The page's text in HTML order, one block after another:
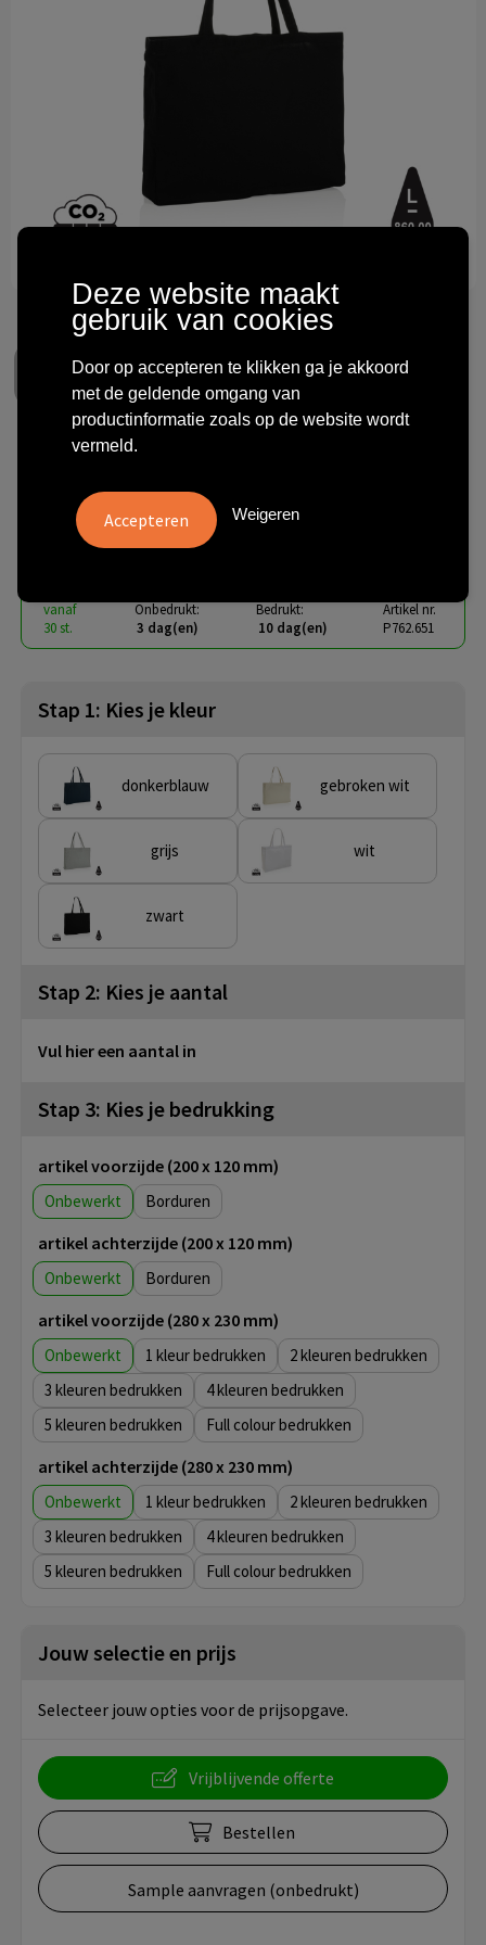
Technologie & gadgets
Themageschenken
Impact AWARE ™ gerecycled
katoenen shopper 145gsm
vanafexcl. btw -
vanaf
30 st.
Onbedrukt:
3 dag(en)
Bedrukt:
10 dag(en)
Artikel nr.
P762.651
Stap 1: Kies je kleur
donkerblauw gebroken wit
grijs wit
zwart
Stap 2: Kies je aantal
Vul hier een aantal in
Stap 3: Kies je bedrukking
artikel voorzijde (200 x 120 mm)
Onbewerkt Borduren
artikel achterzijde (200 x 120 mm)
Onbewerkt Borduren
artikel voorzijde (280 x 230 mm)
Onbewerkt 1
2
3
4
5
Full colour
artikel achterzijde (280 x 230 mm)
Onbewerkt 1
2
3
4
5
Full colour
Jouw selectie en prijs
Selecteer jouw opties voor de prijsopgave.
Vrijblijvende offerte
Bestellen
Sample aanvragen (onbedrukt)
Deze website maakt
gebruik van cookies
Door op accepteren te klikken ga je akkoord
met de geldende omgang van
productinformatie zoals op de website wordt
vermeld.
Weigeren